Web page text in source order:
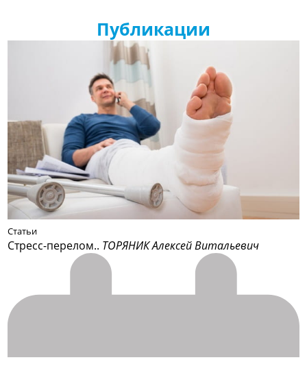
Публикации
Статьи
Стресс-перелом.. ТОРЯНИК Алексей Витальевич